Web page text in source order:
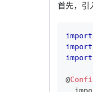
首先，引
import
import
import
@